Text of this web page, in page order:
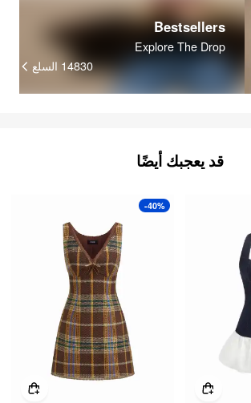
Bestsellers
Explore The Drop
14830 السلع
قد يعجبك أيضًا
-40%